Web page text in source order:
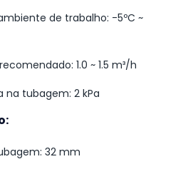
de trabalho: -5ºC ~
1.0 ~ 1.5 m³/h
na tubagem: 2 kPa
32 mm